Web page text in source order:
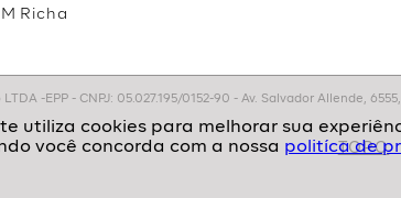
politíca de
Richa
-EPP - CNPJ: 05.027.195/0152-90 - Av. Salvador Allende,
TOPO